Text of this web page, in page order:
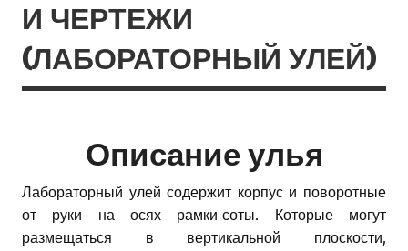
И ЧЕРТЕЖИ
(ЛАБОРАТОРНЫЙ УЛЕЙ)
Описание улья
Лабораторный улей содержит корпус и поворотные
от руки на осях рамки-соты. Которые могут
размещаться в вертикальной плоскости,